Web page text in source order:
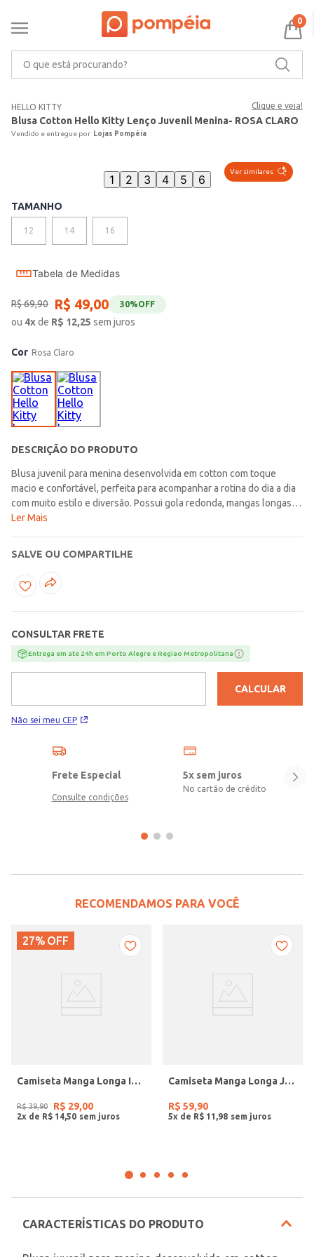
0
HELLO KITTY Clique e veja!
Blusa Cotton Hello Kitty Lenço Juvenil Menina- ROSA CLARO
Lojas Pompéia
Ver similares
1 2 3 4 5 6
TAMANHO
12 14 16
Tabela de Medidas
R$69,90 R$ 49,00 30%OFF
ou 4xde R$ 12,25 sem juros
Cor Rosa Claro
DESCRIÇÃO DO PRODUTO
Blusa juvenil para menina desenvolvida em cotton com toque
macio e confortável, perfeita para acompanhar a rotina do dia a dia
com muito estilo e diversão. Possui gola redonda, mangas longas e
acabamentos simples que garantem praticidade e liberdade de
trazendo um visual lúdico, delicado e cheio de personalidade para
os looks juvenis. Uma opção confortável e encantadora, ideal para
complementar as produções com muito charme e
Ler Mais
SALVE OU COMPARTILHE
CONSULTAR FRETE
Entrega em ate 24h em Porto Alegre e Regiao Metropolitana
Não sei meu CEP
CALCULAR
Frete Especial
Consulte condições
5x sem juros
No cartão de crédito
RECOMENDAMOS PARA VOCÊ
27% OFF
Camiseta Manga Longa Infantil Para Menino - VERDE
R$ 39,90 R$ 29,00
2x de R$ 14 50
Camiseta Manga Longa Juvenil Para Menino - PRETO
R$ 59,90
5x de R$ 11 98
CARACTERÍSTICAS DO PRODUTO